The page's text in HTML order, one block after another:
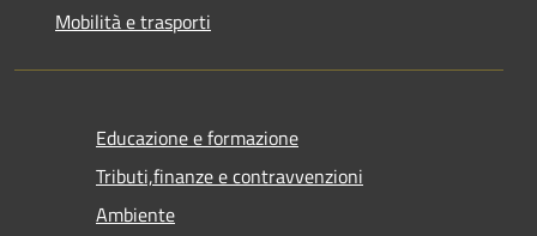
Mobilità e trasporti
Educazione e formazione
Tributi,finanze e contravvenzioni
Ambiente